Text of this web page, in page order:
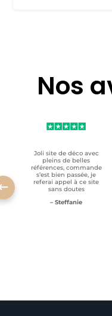
Nos
Joli site de déco avec
pleins de belles
références, commande
s’est bien passée, je
referai appel à ce site
sans doutes
– Steffanie